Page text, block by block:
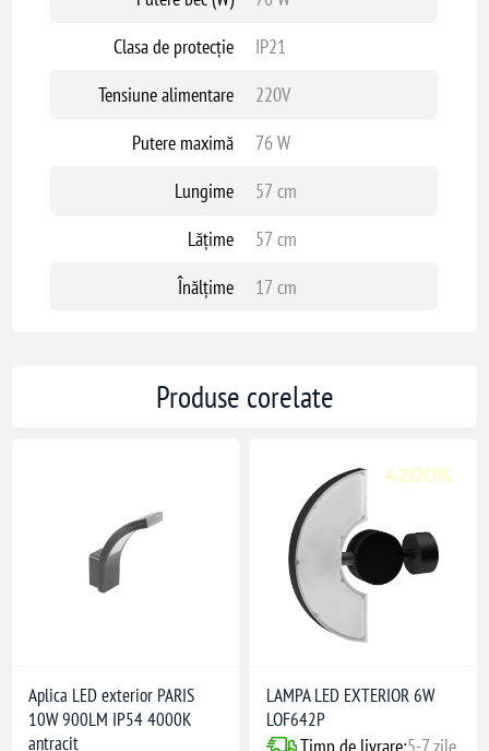
Clasa de protecție
IP21
Tensiune alimentare
220V
Putere maximă
76 W
Lungime
57 cm
Lățime
57 cm
Înălțime
17 cm
Produse corelate
Aplica LED exterior PARIS
10W 900LM IP54 4000K
antracit
LAMPA LED EXTERIOR 6W
LOF642P
Timp de livrare:5-7 zile